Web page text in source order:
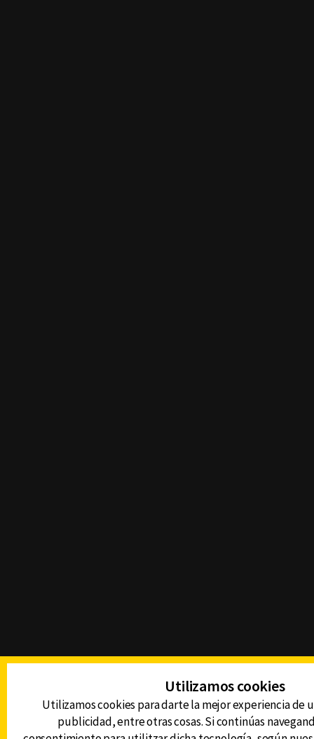
Utilizamos cookies
Utilizamos cookies para darte la mejor experiencia de
publicidad, entre otras cosas. Si continúas